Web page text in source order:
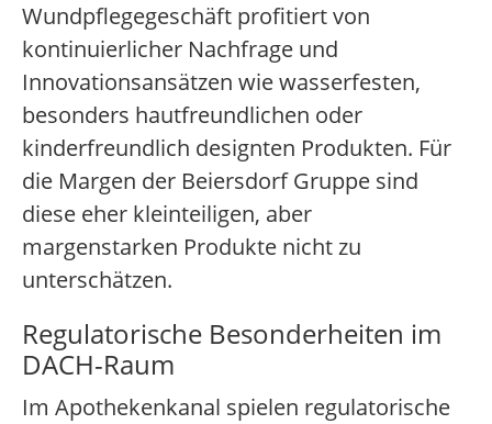
Wundpflegegeschäft profitiert von
kontinuierlicher Nachfrage und
Innovationsansätzen wie wasserfesten,
besonders hautfreundlichen oder
kinderfreundlich designten Produkten. Für
die Margen der Beiersdorf Gruppe sind
diese eher kleinteiligen, aber
margenstarken Produkte nicht zu
unterschätzen.
Regulatorische Besonderheiten im
DACH-Raum
Im Apothekenkanal spielen regulatorische